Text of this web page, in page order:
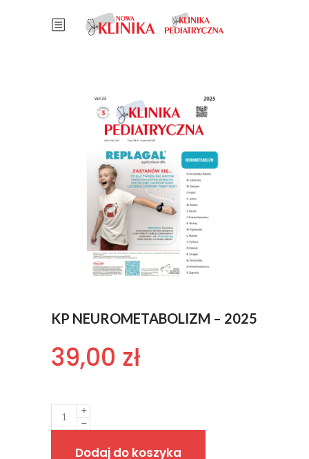
KP NEUROMETABOLIZM – 2025
39,00 zł
Quantity
Dodaj do koszyka